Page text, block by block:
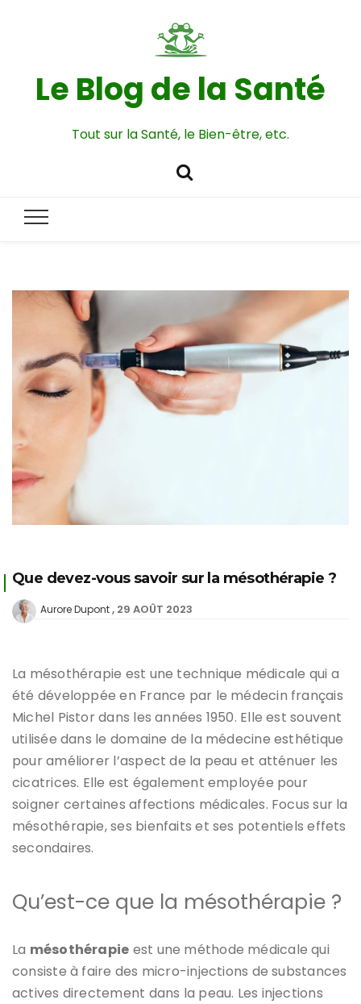
Le Blog de la Santé
Tout sur la Santé, le Bien-être, etc.
Que devez-vous savoir sur la mésothérapie ?
Aurore Dupont 29 AOÛT 2023
La mésothérapie est une technique médicale qui a
été développée en France par le médecin français
Michel Pistor dans les années 1950. Elle est souvent
utilisée dans le domaine de la médecine esthétique
pour améliorer l’aspect de la peau et atténuer les
cicatrices. Elle est également employée pour
soigner certaines affections médicales. Focus sur la
mésothérapie, ses bienfaits et ses potentiels effets
secondaires.
Qu’est-ce que la mésothérapie ?
La mésothérapie est une méthode médicale qui
consiste à faire des micro-injections de substances
actives directement dans la peau. Les injections